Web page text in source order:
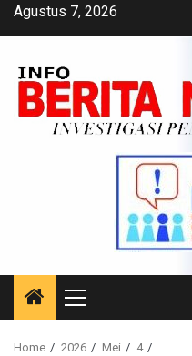
SkipAgustus 7, 2026
Primary
Menu
Home 2026 Mei
4